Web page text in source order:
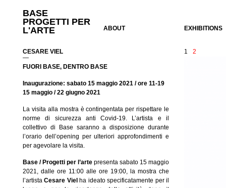
BASE
PROGETTI PER
L'ARTE
ABOUT EXHIBITIONS
1 2
CESARE VIEL
—
FUORI BASE, DENTRO BASE
Inaugurazione: sabato 15 maggio 2021 / ore 11-19
15 maggio / 22 giugno 2021
La visita alla mostra è contingentata per rispettare le
norme di sicurezza anti Covid-19. L’artista e il
collettivo di Base saranno a disposizione durante
l’orario dell’opening per ulteriori approfondimenti e
per agevolare la visita.
Base / Progetti per l’arte presenta sabato 15 maggio
2021, dalle ore 11:00 alle ore 19:00, la mostra che
l’artistaCesare Viel ha ideato specificatamente per il